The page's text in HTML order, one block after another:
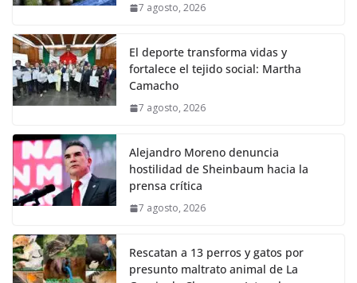
7 agosto, 2026
El deporte transforma vidas y
fortalece el tejido social: Martha
Camacho
7 agosto, 2026
Alejandro Moreno denuncia
hostilidad de Sheinbaum hacia la
prensa crítica
7 agosto, 2026
Rescatan a 13 perros y gatos por
presunto maltrato animal de La